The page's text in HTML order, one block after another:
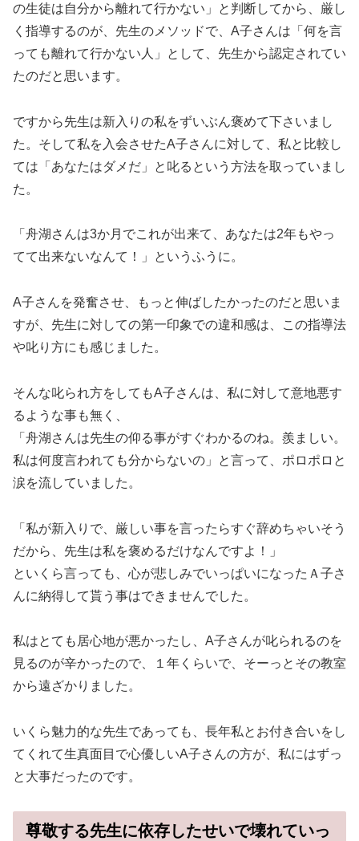
の生徒は自分から離れて行かない」と判断してから、厳し
く指導するのが、先生のメソッドで、A子さんは「何を言
っても離れて行かない人」として、先生から認定されてい
たのだと思います。
ですから先生は新入りの私をずいぶん褒めて下さいまし
た。そして私を入会させたA子さんに対して、私と比較し
ては「あなたはダメだ」と叱るという方法を取っていまし
た。
「舟湖さんは3か月でこれが出来て、あなたは2年もやっ
てて出来ないなんて！」というふうに。
A子さんを発奮させ、もっと伸ばしたかったのだと思いま
すが、先生に対しての第一印象での違和感は、この指導法
や叱り方にも感じました。
そんな叱られ方をしてもA子さんは、私に対して意地悪す
るような事も無く、
「舟湖さんは先生の仰る事がすぐわかるのね。羨ましい。
私は何度言われても分からないの」と言って、ポロポロと
涙を流していました。
「私が新入りで、厳しい事を言ったらすぐ辞めちゃいそう
だから、先生は私を褒めるだけなんですよ！」
といくら言っても、心が悲しみでいっぱいになったＡ子さ
んに納得して貰う事はできませんでした。
私はとても居心地が悪かったし、A子さんが叱られるのを
見るのが辛かったので、１年くらいで、そーっとその教室
から遠ざかりました。
いくら魅力的な先生であっても、長年私とお付き合いをし
てくれて生真面目で心優しいA子さんの方が、私にはずっ
と大事だったのです。
尊敬する先生に依存したせいで壊れていっ